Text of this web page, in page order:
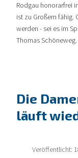
Rodgau honorarfrei
ist zu Großem
werden - sei es im
Thomas Schöneweg.
Die
läuft
Veröffentlicht: